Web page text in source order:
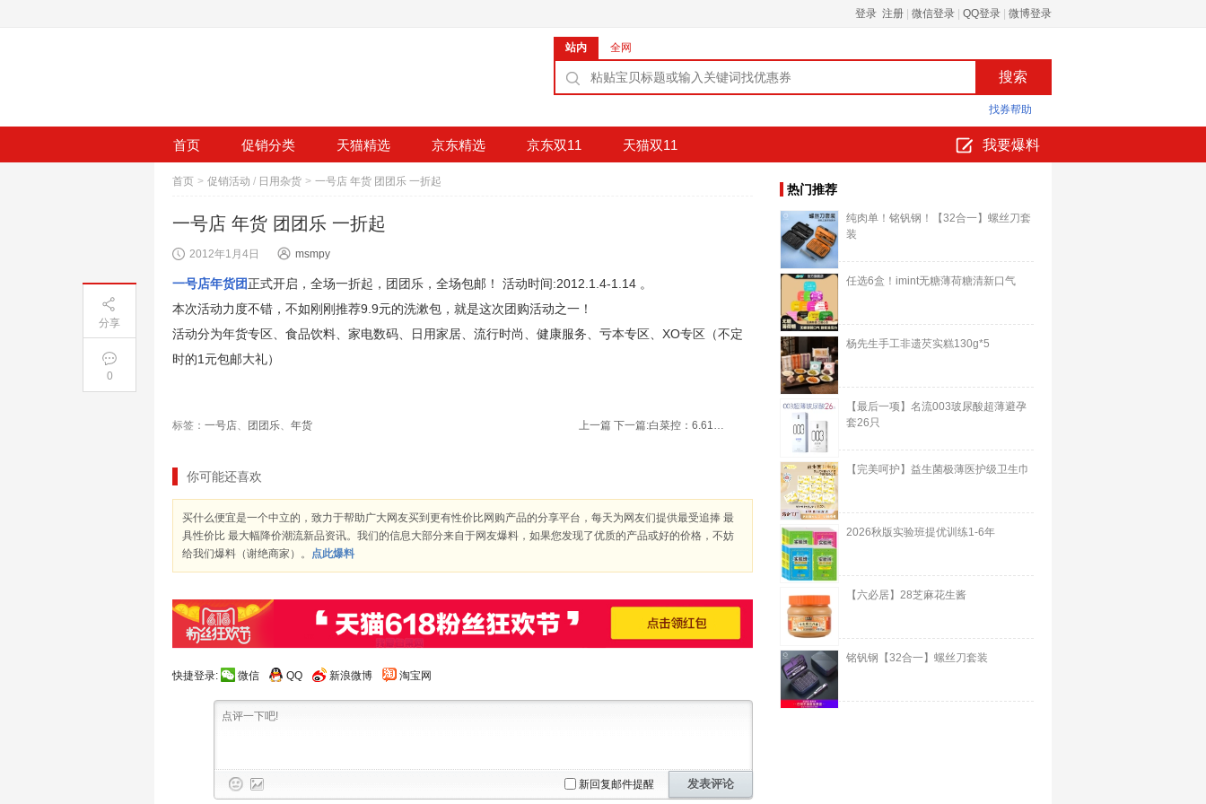
登录 注册 微信登录 QQ登录 微博登录
站内 全网
找券帮助
首页 促销分类 天猫精选 京东精选 京东双11 天猫双11 我要爆料
首页 > 促销活动 / 日用杂货 > 一号店 年货 团团乐 一折起
一号店 年货 团团乐 一折起
2012年1月4日 msmpy
一号店年货团正式开启，全场一折起，团团乐，全场包邮！ 活动时间:2012.1.4-1.14 。
本次活动力度不错，不如刚刚推荐9.9元的洗漱包，就是这次团购活动之一！
活动分为年货专区、食品饮料、家电数码、日用家居、流行时尚、健康服务、亏本专区、XO专区（不定
时的1元包邮大礼）
标签： 一号店、 团团乐、 年货 上一篇 下一篇: 白菜控：6.61包邮 全棉 格子 围巾
你可能还喜欢
买什么便宜是一个中立的，致力于帮助广大网友买到更有性价比网购产品的分享平台，每天为网友们提供最受追捧 最
具性价比 最大幅降价潮流新品资讯。我们的信息大部分来自于网友爆料，如果您发现了优质的产品或好的价格，不妨
给我们爆料（谢绝商家）。 点此爆料
快捷登录: 微信 QQ 新浪微博 淘宝网
新回复邮件提醒 发表评论
热门推荐
纯肉单！铭钒钢！【32合一】螺丝刀套
装
任选6盒！imint无糖薄荷糖清新口气
杨先生手工非遗芡实糕130g*5
【最后一项】名流003玻尿酸超薄避孕
套26只
【完美呵护】益生菌极薄医护级卫生巾
2026秋版实验班提优训练1-6年
【六必居】28芝麻花生酱
铭钒钢【32合一】螺丝刀套装
分享
0